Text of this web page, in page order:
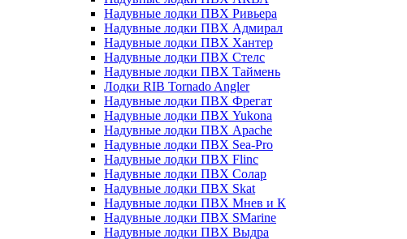
Надувные лодки ПВХ Ривьера
Надувные лодки ПВХ Адмирал
Надувные лодки ПВХ Хантер
Надувные лодки ПВХ Стелс
Надувные лодки ПВХ Таймень
Лодки RIB Tornado Angler
Надувные лодки ПВХ Фрегат
Надувные лодки ПВХ Yukona
Надувные лодки ПВХ Apache
Надувные лодки ПВХ Sea-Pro
Надувные лодки ПВХ Flinc
Надувные лодки ПВХ Солар
Надувные лодки ПВХ Skat
Надувные лодки ПВХ Мнев и К
Надувные лодки ПВХ SMarine
Надувные лодки ПВХ Выдра